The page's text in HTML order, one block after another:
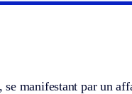
se manifestant par un